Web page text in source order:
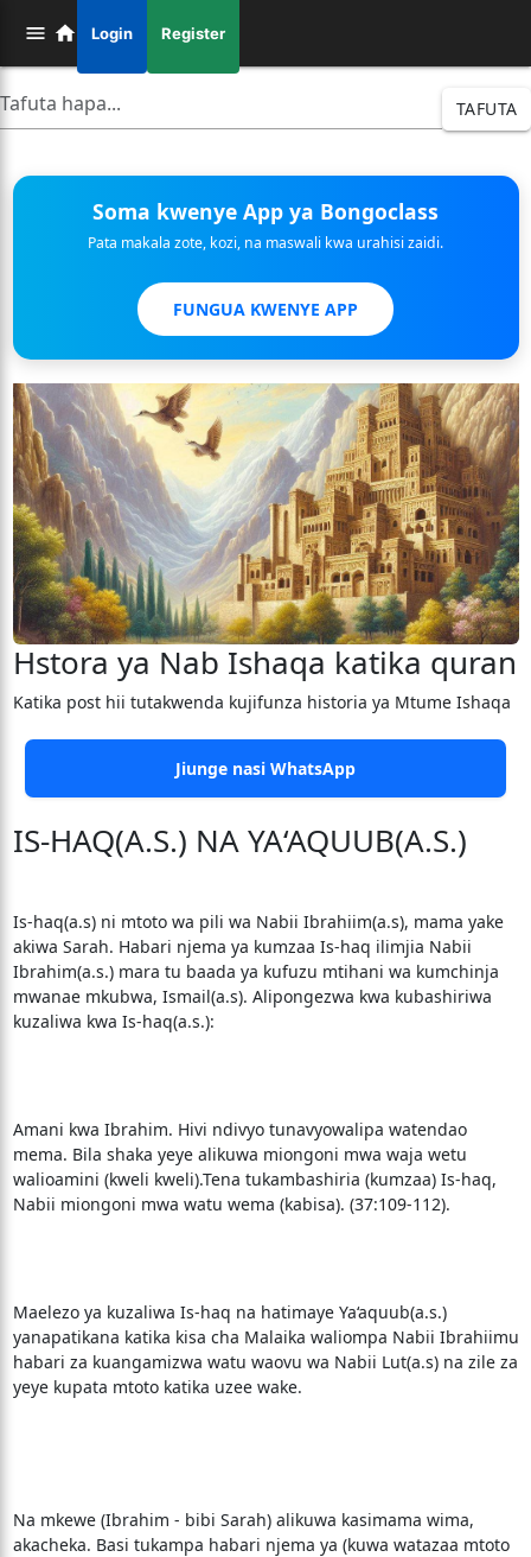
Login Register
TAFUTA
Soma kwenye App ya Bongoclass
Pata makala zote, kozi, na maswali kwa urahisi zaidi.
FUNGUA KWENYE APP
Hstora ya Nab Ishaqa katika quran
Katika post hii tutakwenda kujifunza historia ya Mtume Ishaqa
Jiunge nasi WhatsApp
IS-HAQ(A.S.) NA YA‘AQUUB(A.S.)
Is-haq(a.s) ni mtoto wa pili wa Nabii Ibrahiim(a.s), mama yake
akiwa Sarah. Habari njema ya kumzaa Is-haq ilimjia Nabii
Ibrahim(a.s.) mara tu baada ya kufuzu mtihani wa kumchinja
mwanae mkubwa, Ismail(a.s). Alipongezwa kwa kubashiriwa
kuzaliwa kwa Is-haq(a.s.):
Amani kwa Ibrahim. Hivi ndivyo tunavyowalipa watendao
mema. Bila shaka yeye alikuwa miongoni mwa waja wetu
walioamini (kweli kweli).Tena tukambashiria (kumzaa) Is-haq,
Nabii miongoni mwa watu wema (kabisa). (37:109-112).
Maelezo ya kuzaliwa Is-haq na hatimaye Ya‘aquub(a.s.)
yanapatikana katika kisa cha Malaika waliompa Nabii Ibrahiimu
habari za kuangamizwa watu waovu wa Nabii Lut(a.s) na zile za
yeye kupata mtoto katika uzee wake.
Na mkewe (Ibrahim - bibi Sarah) alikuwa kasimama wima,
akacheka. Basi tukampa habari njema ya (kuwa watazaa mtoto